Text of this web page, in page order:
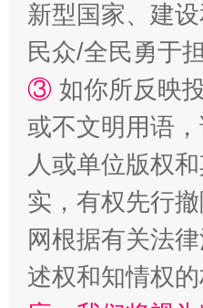
扯下公款旅游的“隐
新型国家、建
民众/全民勇于
③ 如你所反映
或不文明用语
人或单位版权
实，有权先行
网根据有关法
述权和知情权的